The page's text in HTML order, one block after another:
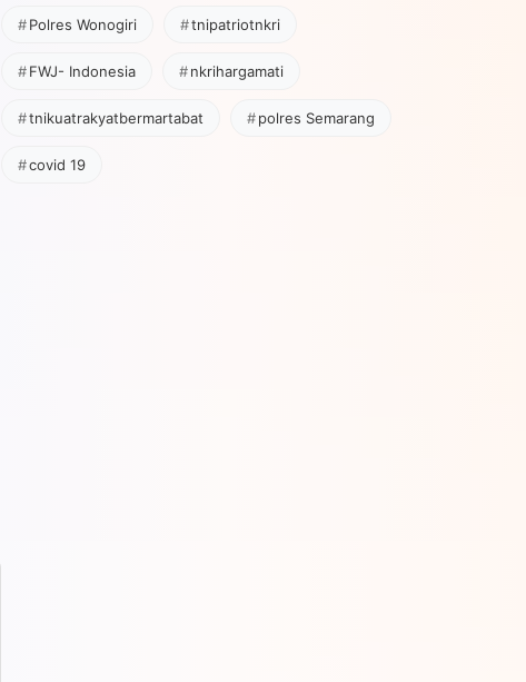
Polres Wonogiri tnipatriotnkri
FWJ- Indonesia nkrihargamati
tnikuatrakyatbermartabat polres Semarang
covid 19